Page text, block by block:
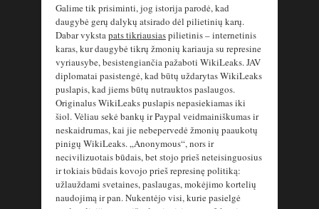
Galime tik prisiminti, jog istorija parodė, kad
daugybė gerų dalykų atsirado dėl pilietinių karų.
Dabar vykstapats tikriausiaspilietinis – internetinis
karas, kur daugybė tikrų žmonių kariauja su represine
vyriausybe, besistengiančia pažaboti WikiLeaks. JAV
diplomatai pasistengė, kad būtų uždarytas WikiLeaks
puslapis, kad jiems būtų nutrauktos paslaugos.
Originalus WikiLeaks puslapis nepasiekiamas iki
šiol. Vėliau sekė bankų ir Paypal veidmainiškumas ir
neskaidrumas, kai jie nebepervedė žmonių paaukotų
pinigų WikiLeaks. „Anonymous“, nors ir
necivilizuotais būdais, bet stojo prieš neteisinguosius
ir tokiais būdais kovojo prieš represinę politiką:
užlauždami svetaines, paslaugas, mokėjimo kortelių
naudojimą ir pan. Nukentėjo visi, kurie pasielgė